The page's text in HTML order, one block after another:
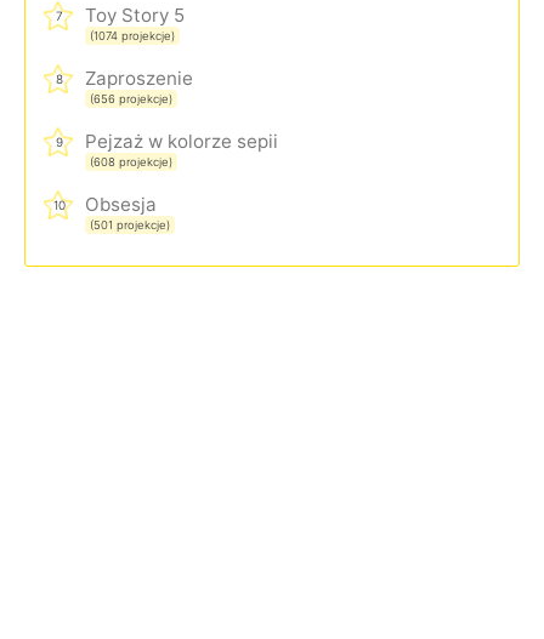
7 Toy Story 5
(1074 projekcje)
8 Zaproszenie
(656 projekcje)
9 Pejzaż w kolorze sepii
(608 projekcje)
10 Obsesja
(501 projekcje)